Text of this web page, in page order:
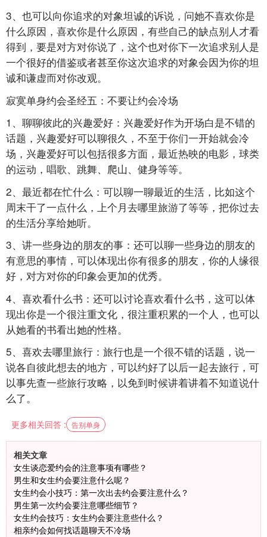
3、也可以向你追求的对象坦诚的诉说，问她不喜欢你是
什么原因，喜欢你是什么原因，有些自己的缺点别人才看
得到，要是对方对你说了，这个也对你下一次追求别人是
一个很好的借鉴或者甚至你这次追求的对象会因为你的坦
诚和谦虚而对你改观。
寂寞单身约会圣经五：不要让约会冷场
1、聊聊彼此的兴趣爱好：兴趣爱好作为开场白是不错的
话题，兴趣爱好可以聊很久，不至于你们一开始就会冷
场，兴趣爱好可以包括很多方面，最近热映的电影，球类
的运动，唱歌、跳舞、爬山、健身等等。
2、最近都在忙什么：可以聊一聊最近的生活，比如这个
周末干了一点什么，上个月去哪里旅游了等等，把你过去
的生活分享给她听。
3、讲一些身边的朋友的事：还可以聊一些身边的朋友的
有意思的事情，可以体现出你有很多的朋友，你的人缘很
好，对方对你的印象会更加的优秀。
4、喜欢看什么书：还可以讨论喜欢看什么书，这可以体
现出你是一个很注重文化，很注重积累的一个人，也可以
从她看的书看出她的性格。
5、喜欢去哪里旅行：旅行也是一个很不错的话题，说一
说各自彼此想去的地方，可以约好了以后一起去旅行，可
以事先查一些旅行攻略，以免到时候讲着讲着不知道说什
么了。
更多相关回答 : 告别单身
相关文章
女生谈恋爱约会的注意事项有哪些？
男生和女生约会要注意什么呢？
女生约会小技巧：第一次出去约会要注意什么？
男生第一次约会要注意哪些细节？
女生约会技巧：女生约会要注意些什么？
相亲约会如何找话题聊天不冷场